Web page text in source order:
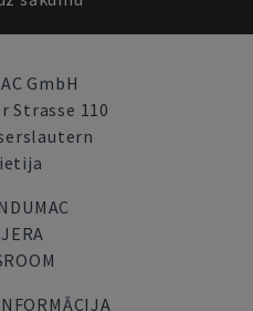
GmbH
Strasse 110